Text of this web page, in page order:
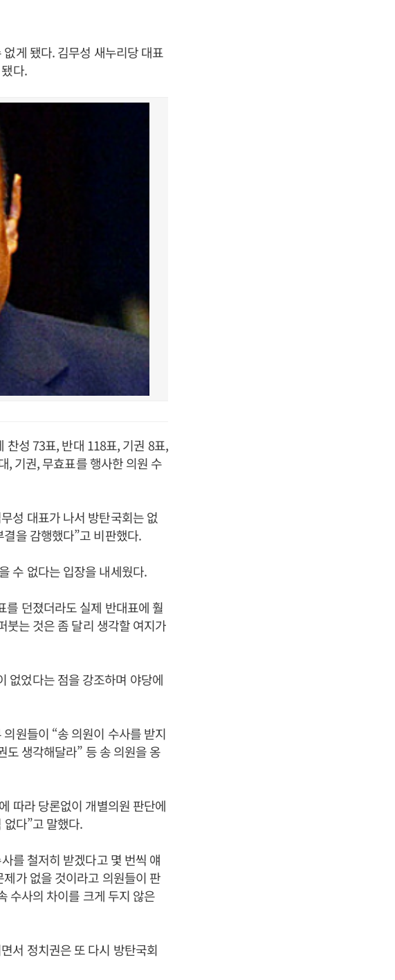
게 됐다. 김무성 새누리당 대표
다.
찬성 73표, 반대 118표, 기권 8표,
, 기권, 무효표를 행사한 의원 수
성 대표가 나서 방탄국회는 없
을 감행했다”고 비판했다.
수 없다는 입장을 내세웠다.
를 던졌더라도 실제 반대표에 훨
붓는 것은 좀 달리 생각할 여지가
없었다는 점을 강조하며 야당에
원들이 “송 의원이 수사를 받지
도 생각해달라” 등 송 의원을 옹
따라 당론없이 개별의원 판단에
다”고 말했다.
를 철저히 받겠다고 몇 번씩 얘
가 없을 것이라고 의원들이 판
수사의 차이를 크게 두지 않은
서 정치권은 또 다시 방탄국회